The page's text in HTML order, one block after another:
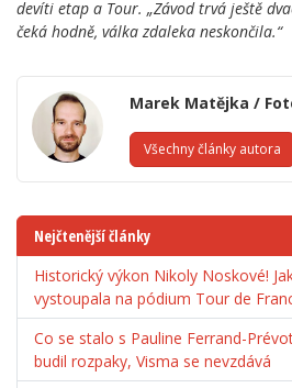
devíti etap a Tour. „Závod trvá ještě
čeká hodně, válka zdaleka neskončila.“
Marek Matějka /
Všechny články autora
Nejčtenější články
Historický výkon Nikoly Noskové!
vystoupala na pódium Tour de
Co se stalo s Pauline Ferrand-
budil rozpaky, Visma se nevzdává